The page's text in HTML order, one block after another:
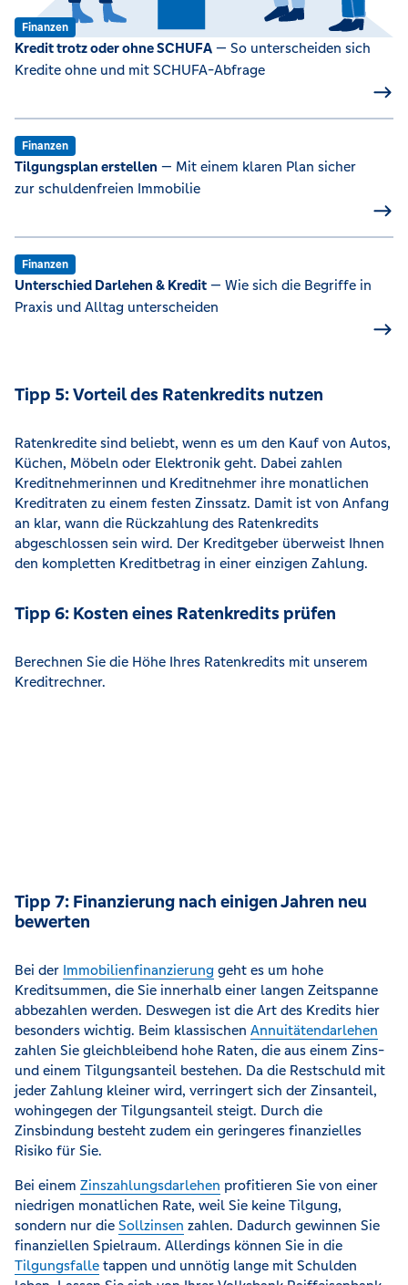
Finanzen
Kredit trotz oder ohne SCHUFA — So unterscheiden sich
Kredite ohne und mit SCHUFA-Abfrage
Finanzen
Tilgungsplan erstellen — Mit einem klaren Plan sicher
zur schuldenfreien Immobilie
Finanzen
Unterschied Darlehen & Kredit — Wie sich die Begriffe in
Praxis und Alltag unterscheiden
Tipp 5: Vorteil des Ratenkredits nutzen
Ratenkredite sind beliebt, wenn es um den Kauf von Autos,
Küchen, Möbeln oder Elektronik geht. Dabei zahlen
Kreditnehmerinnen und Kreditnehmer ihre monatlichen
Kreditraten zu einem festen Zinssatz. Damit ist von Anfang
an klar, wann die Rückzahlung des Ratenkredits
abgeschlossen sein wird. Der Kreditgeber überweist Ihnen
den kompletten Kreditbetrag in einer einzigen Zahlung.
Tipp 6: Kosten eines Ratenkredits prüfen
Berechnen Sie die Höhe Ihres Ratenkredits mit unserem
Kreditrechner.
Tipp 7: Finanzierung nach einigen Jahren neu
bewerten
Bei der Immobilienfinanzierung geht es um hohe
Kreditsummen, die Sie innerhalb einer langen Zeitspanne
abbezahlen werden. Deswegen ist die Art des Kredits hier
besonders wichtig. Beim klassischen Annuitätendarlehen
zahlen Sie gleichbleibend hohe Raten, die aus einem Zins-
und einem Tilgungsanteil bestehen. Da die Restschuld mit
jeder Zahlung kleiner wird, verringert sich der Zinsanteil,
wohingegen der Tilgungsanteil steigt. Durch die
Zinsbindung besteht zudem ein geringeres finanzielles
Risiko für Sie.
Bei einem Zinszahlungsdarlehen profitieren Sie von einer
niedrigen monatlichen Rate, weil Sie keine Tilgung,
sondern nur die Sollzinsen zahlen. Dadurch gewinnen Sie
finanziellen Spielraum. Allerdings können Sie in die
Tilgungsfalle tappen und unnötig lange mit Schulden